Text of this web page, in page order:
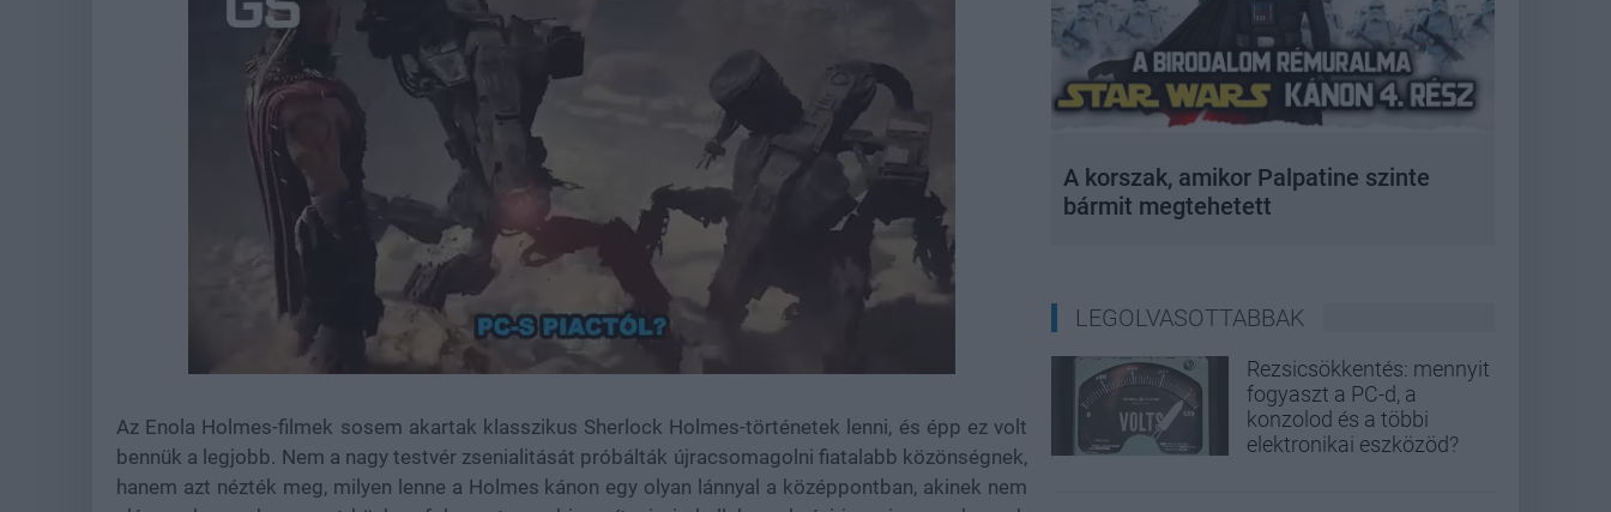
37.00%
Az Enola Holmes-filmek sosem akartak klasszikus Sherlock Holmes-történetek lenni, és épp ez volt
bennük a legjobb. Nem a nagy testvér zsenialitását próbálták újracsomagolni fiatalabb közönségnek,
hanem azt nézték meg, milyen lenne a Holmes kánon egy olyan lánnyal a középpontban, akinek nem
A korszak, amikor Palpatine szinte
bármit megtehetett
LEGOLVASOTTABBAK
Rezsicsökkentés: mennyit
fogyaszt a PC-d, a
konzolod és a többi
elektronikai eszközöd?